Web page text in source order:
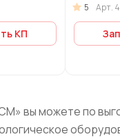
КП
5 Арт.
вы можете по